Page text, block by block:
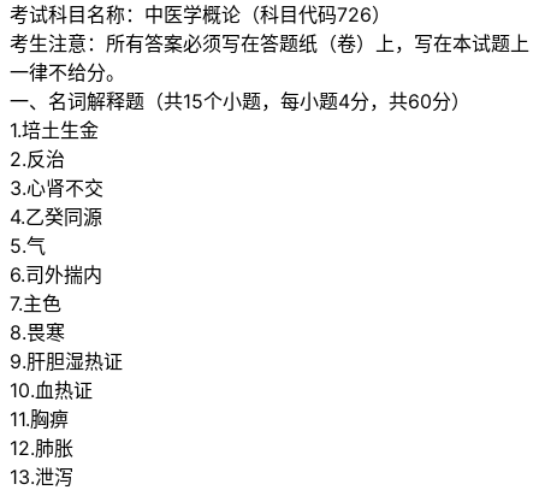
考试科目名称：中医学概论（科目代码726）
考生注意：所有答案必须写在答题纸（卷）上，写在本试题上
一律不给分。
一、名词解释题（共15个小题，每小题4分，共60分）
1.培土生金
2.反治
3.心肾不交
4.乙癸同源
5.气
6.司外揣内
7.主色
8.畏寒
9.肝胆湿热证
10.血热证
11.胸痹
12.肺胀
13.泄泻